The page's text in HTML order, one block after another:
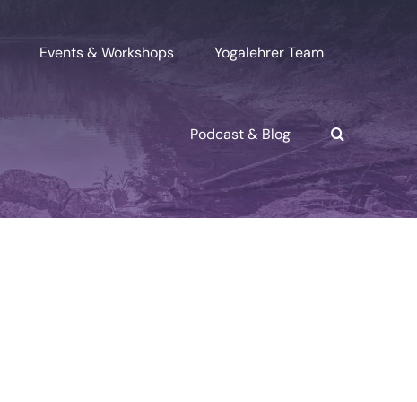
Events & Workshops Yogalehrer Team
Podcast & Blog